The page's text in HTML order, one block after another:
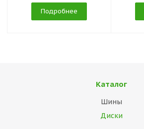
Подробнее
Каталог
Шины
Диски